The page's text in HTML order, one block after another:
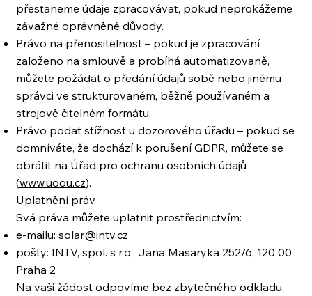
přestaneme údaje zpracovávat, pokud neprokážeme
závažné oprávněné důvody.
Právo na přenositelnost – pokud je zpracování
založeno na smlouvě a probíhá automatizovaně,
můžete požádat o předání údajů sobě nebo jinému
správci ve strukturovaném, běžně používaném a
strojově čitelném formátu.
Právo podat stížnost u dozorového úřadu – pokud se
domníváte, že dochází k porušení GDPR, můžete se
obrátit na Úřad pro ochranu osobních údajů
(www.uoou.cz).
Uplatnění práv
Svá práva můžete uplatnit prostřednictvím:
e-mailu: solar@intv.cz
pošty: INTV, spol. s r.o., Jana Masaryka 252/6, 120 00
Praha 2
Na vaši žádost odpovíme bez zbytečného odkladu,